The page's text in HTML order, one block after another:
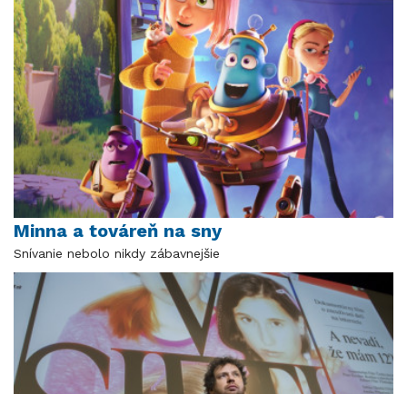
Minna a továreň na sny
Snívanie nebolo nikdy zábavnejšie